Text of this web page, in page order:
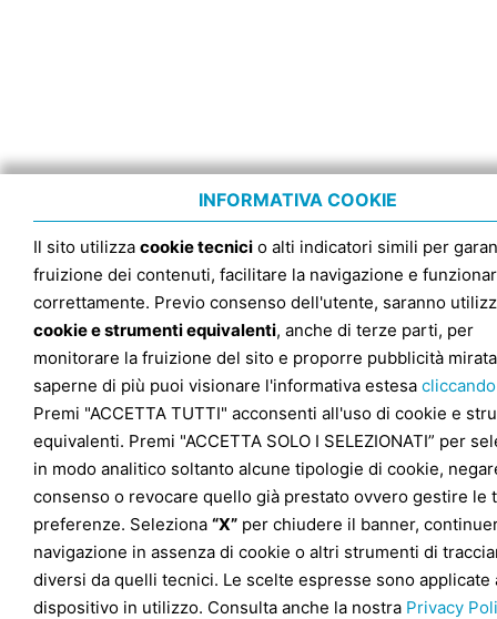
INFORMATIVA COOKIE
Il sito utilizza cookie tecnici o alti indicatori simili per
fruizione dei contenuti, facilitare la navigazione e
correttamente. Previo consenso dell'utente, saranno
cookie e strumenti equivalenti, anche di terze parti, per
monitorare la fruizione del sito e proporre pubblicità
saperne di più puoi visionare l'informativa estesa
Premi "ACCETTA TUTTI" acconsenti all'uso di cookie e
equivalenti. Premi "ACCETTA SOLO I SELEZIONATI” per
in modo analitico soltanto alcune tipologie di cookie,
consenso o revocare quello già prestato ovvero gestire le
preferenze. Seleziona “X” per chiudere il banner,
navigazione in assenza di cookie o altri strumenti di
diversi da quelli tecnici. Le scelte espresse sono applicate
dispositivo in utilizzo. Consulta anche la nostra Privacy